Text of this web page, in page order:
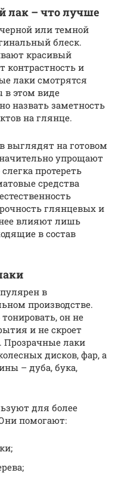
лак – что лучше
или темной
блеск.
красивый
контрастность и
лаки смотрятся
в этом виде
назвать заметность
на глянце.
выглядят на готовом
упрощают
протереть
средства
глянцевых и
влияют лишь
в состав
в
производстве.
он не
и не скроет
Прозрачные лаки
дисков, фар, а
– дуба, бука,
для более
помогают: